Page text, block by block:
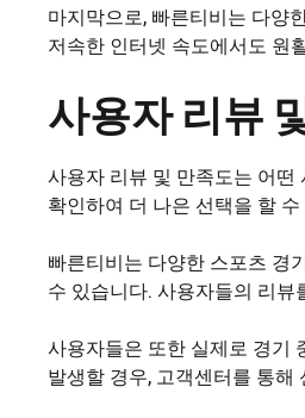
마지막으로, 빠른티비는 다양
저속한 인터넷 속도에서도 원
사용자 리뷰
사용자 리뷰 및 만족도는 어
확인하여 더 나은 선택을 할
빠른티비는 다양한 스포츠 경
수 있습니다. 사용자들의 리
사용자들은 또한 실제로 경기
발생할 경우, 고객센터를 통